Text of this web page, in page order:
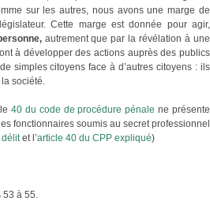
sur les autres, nous avons une marge de
Cette marge est donnée pour agir,
autrement que par la révélation à une
à développer des actions auprès des publics
simples citoyens face à d’autres citoyens : ils
société.
40 du code de procédure pénale ne présente
fonctionnaires soumis au secret professionnel
délitet l’article 40 du CPP expliqué)
53 à 55.